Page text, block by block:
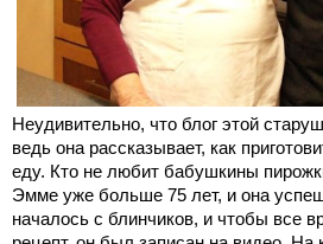
Неудивительно, что блог этой
ведь она рассказывает, как
еду. Кто не любит бабушкины
Эмме уже больше 75 лет, и она
началось с блинчиков, и чтобы все